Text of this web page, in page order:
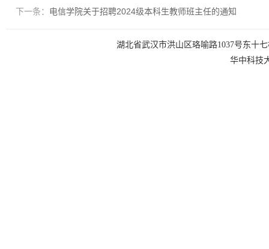
下一条： 电信学院关于招聘2024级本科生教师班主任的通知
湖北省武汉市洪山区珞喻路1037号东十
华中科技